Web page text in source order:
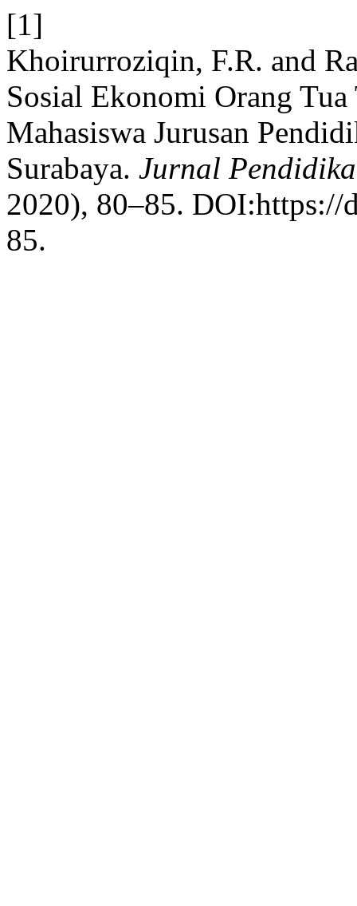
[1]
Khoirurroziqin, F.R. and
Sosial Ekonomi Orang Tua
Mahasiswa Jurusan
Surabaya. Jurnal
2020), 80–85.
85.